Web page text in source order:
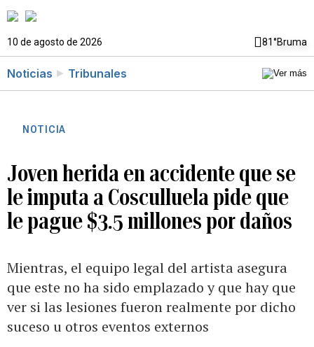
10 de agosto de 2026 81°Bruma
Noticias Tribunales
NOTICIA
Joven herida en accidente que se
le imputa a Cosculluela pide que
le pague $3.5 millones por daños
Mientras, el equipo legal del artista asegura
que este no ha sido emplazado y que hay que
ver si las lesiones fueron realmente por dicho
suceso u otros eventos externos